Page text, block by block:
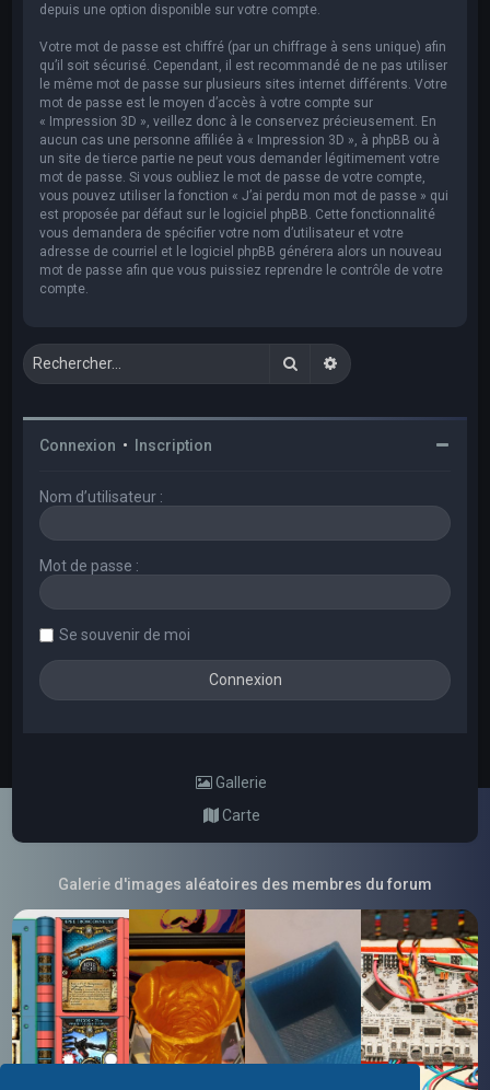
depuis une option disponible sur votre compte.
Votre mot de passe est chiffré (par un chiffrage à sens unique) afin
qu’il soit sécurisé. Cependant, il est recommandé de ne pas utiliser
le même mot de passe sur plusieurs sites internet différents. Votre
mot de passe est le moyen d’accès à votre compte sur
« Impression 3D », veillez donc à le conservez précieusement. En
aucun cas une personne affiliée à « Impression 3D », à phpBB ou à
un site de tierce partie ne peut vous demander légitimement votre
mot de passe. Si vous oubliez le mot de passe de votre compte,
vous pouvez utiliser la fonction « J’ai perdu mon mot de passe » qui
est proposée par défaut sur le logiciel phpBB. Cette fonctionnalité
vous demandera de spécifier votre nom d’utilisateur et votre
adresse de courriel et le logiciel phpBB générera alors un nouveau
mot de passe afin que vous puissiez reprendre le contrôle de votre
compte.
RechercherRecherche avancée
Connexion • Inscription
Nom d’utilisateur :
Mot de passe :
Se souvenir de moi
Gallerie
Carte
Galerie d'images aléatoires des membres du forum